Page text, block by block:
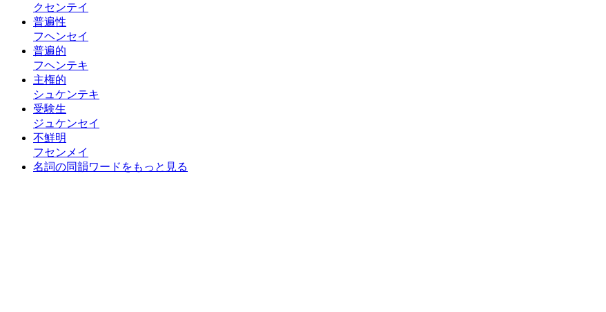
クセンテイ
普遍性
フヘンセイ
普遍的
フヘンテキ
主権的
シュケンテキ
受験生
ジュケンセイ
不鮮明
フセンメイ
名詞の同韻ワードをもっと見る